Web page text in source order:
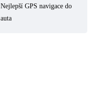
Nejlepší GPS navigace do
auta